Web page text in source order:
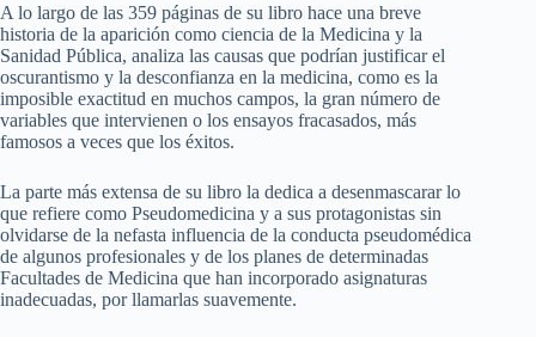
A lo largo de las 359 páginas de su libro hace una breve
historia de la aparición como ciencia de la Medicina y la
Sanidad Pública, analiza las causas que podrían justificar el
oscurantismo y la desconfianza en la medicina, como es la
imposible exactitud en muchos campos, la gran número de
variables que intervienen o los ensayos fracasados, más
famosos a veces que los éxitos.
La parte más extensa de su libro la dedica a desenmascarar lo
que refiere como Pseudomedicina y a sus protagonistas sin
olvidarse de la nefasta influencia de la conducta pseudomédica
de algunos profesionales y de los planes de determinadas
Facultades de Medicina que han incorporado asignaturas
inadecuadas, por llamarlas suavemente.